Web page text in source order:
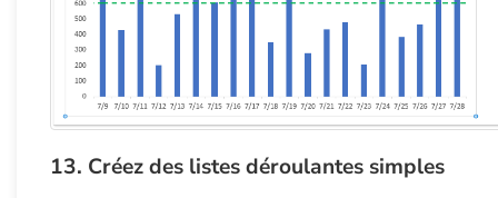
13. Créez des listes déroulantes simples